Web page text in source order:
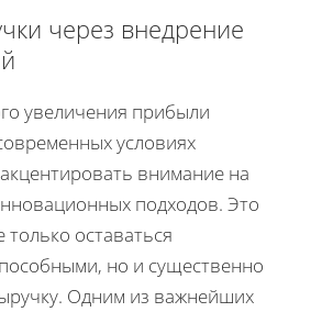
через внедрение
увеличения прибыли
условиях
внимание на
подходов. Это
только оставаться
но и существенно
Одним из важнейших